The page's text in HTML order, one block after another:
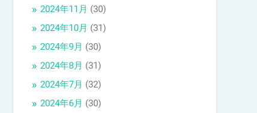
2024年11月 (30)
2024年10月 (31)
2024年9月 (30)
2024年8月 (31)
2024年7月 (32)
2024年6月 (30)